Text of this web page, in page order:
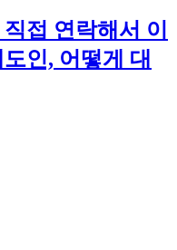
접 연락해서 이
인, 어떻게 대